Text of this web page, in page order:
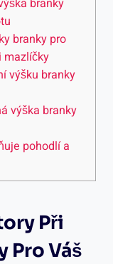
branky pro⁤
mazlíčky
výšku branky
výška branky⁣
⁣pohodlí a
Při
Pro Váš